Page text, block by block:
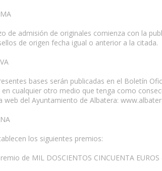
de admisión de originales comienza con la
de origen fecha igual o anterior a la citada.
bases serán publicadas en el Boletín
cualquier otro medio que tenga como
web del Ayuntamiento de Albatera:
los siguientes premios:
de MIL DOSCIENTOS CINCUENTA